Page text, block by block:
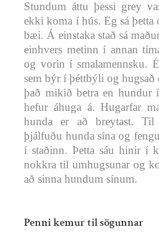
Stundum áttu þessi grey
ekki koma í hús. Eg sá þetta
bæi. Á einstaka stað sá
einhvers metinn í annan
og vorin í smalamennsku.
sem býr í þéttbýli og hugsað
það mikið betra en hundur
hefur áhuga á. Hugarfar
hunda er að breytast.
þjálfuðu hunda sína og
í staðinn. Þetta sáu hinir í
nokkra til umhugsunar og
að sinna hundum sínum.
Penni kemur til sögunnar